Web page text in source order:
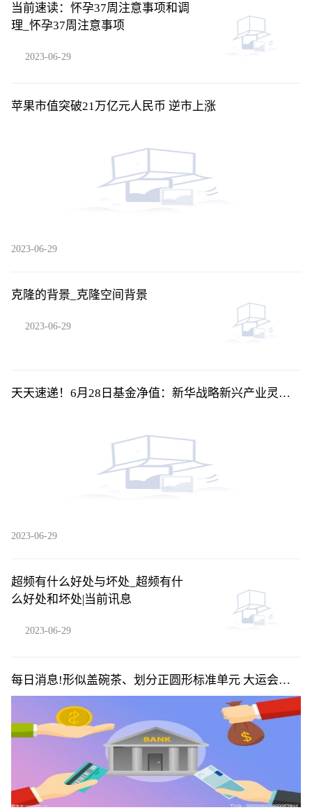
当前速读：怀孕37周注意事项和调
理_怀孕37周注意事项
2023-06-29
苹果市值突破21万亿元人民币 逆市上涨
2023-06-29
克隆的背景_克隆空间背景
2023-06-29
天天速递！6月28日基金净值：新华战略新兴产业灵活
2023-06-29
超频有什么好处与坏处_超频有什
么好处和坏处|当前讯息
2023-06-29
每日消息!形似盖碗茶、划分正圆形标准单元 大运会场
馆有这些设计巧思